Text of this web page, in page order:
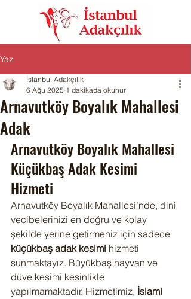
Yazı
Arnavutköy Boyalık Mahallesi
Adak
İstanbul Adakçılık
6 Ağu 2025 1 dakikada okunur
Arnavutköy Boyalık Mahallesi
Küçükbaş Adak Kesimi
Hizmeti
Arnavutköy Boyalık Mahallesi’nde, dini
vecibelerinizi en doğru ve kolay
şekilde yerine getirmeniz için sadece
küçükbaş adak kesimi hizmeti
sunmaktayız. Büyükbaş hayvan ve
düve kesimi kesinlikle
yapılmamaktadır. Hizmetimiz, İslami